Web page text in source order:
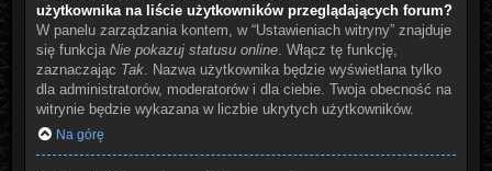
użytkownika na liście użytkowników przeglądających forum?
W panelu zarządzania kontem, w “Ustawieniach witryny” znajduje
się funkcja Nie pokazuj statusu online. Włącz tę funkcję,
zaznaczając Tak. Nazwa użytkownika będzie wyświetlana tylko
dla administratorów, moderatorów i dla ciebie. Twoja obecność na
witrynie będzie wykazana w liczbie ukrytych użytkowników.
Na górę